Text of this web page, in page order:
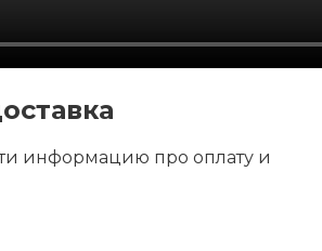
информацию про оплату и